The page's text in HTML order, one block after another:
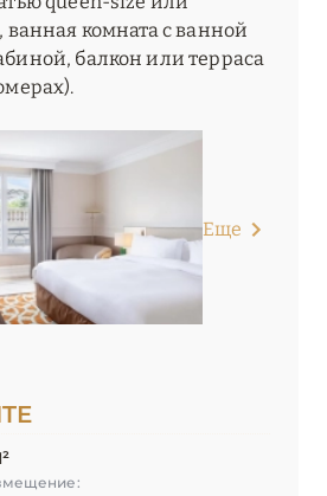
комната с ванной
балкон или терраса
Еще